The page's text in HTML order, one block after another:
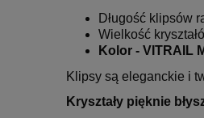
Długość klipsów
Wielkość
Kolor - VITRAIL
Klipsy są eleganckie i
Kryształy pięknie